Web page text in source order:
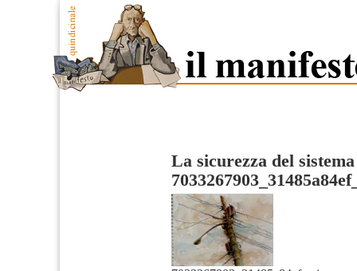
La sicurezza del